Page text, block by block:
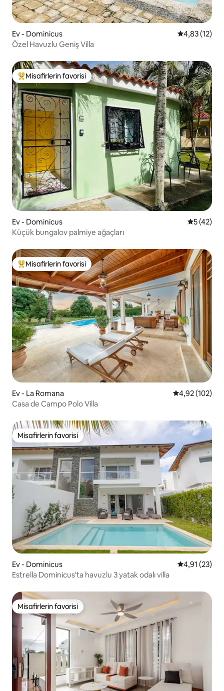
Ev - Dominicus 5 üzerinden
4,83 (12)
Özel Havuzlu Geniş Villa
Misafirlerin favorilerinden en beğenilenler arasında
Misafirlerin favorisi
Ev - Dominicus 55 (42)
Küçük bungalov palmiye ağaçları
Misafirlerin favorilerinden en beğenilenler arasında
Misafirlerin favorisi
Ev - La Romana 5 üzerinden
4,92 (102)
Casa de Campo Polo Villa
Misafirlerin favorisi
Misafirlerin favorisi
Ev - Dominicus 5 üzerinden
4,91 (23)
Estrella Dominicus'ta havuzlu 3 yatak odalı villa
Misafirlerin favorisi
Misafirlerin favorisi